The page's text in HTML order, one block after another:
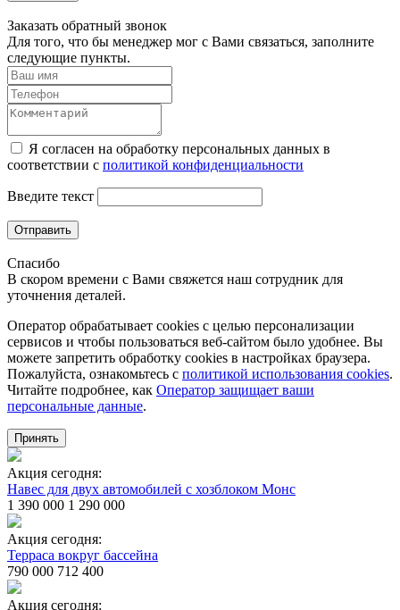
Заказать обратный звонок
Для того, что бы менеджер мог с Вами связаться, заполните
следующие пункты.
Я согласен на обработку персональных данных в
соответствии с политикой конфиденциальности
Введите текст
Отправить
Спасибо
В скором времени с Вами свяжется наш сотрудник для
уточнения деталей.
Оператор обрабатывает cookies с целью персонализации
сервисов и чтобы пользоваться веб-сайтом было удобнее. Вы
можете запретить обработку сookies в настройках браузера.
Пожалуйста, ознакомьтесь с политикой использования cookies.
Читайте подробнее, как Оператор защищает ваши
персональные данные.
Принять
Акция сегодня:
Навес для двух автомобилей с хозблоком Монс
1 390 000 1 290 000
Акция сегодня:
Терраса вокруг бассейна
790 000 712 400
Акция сегодня: